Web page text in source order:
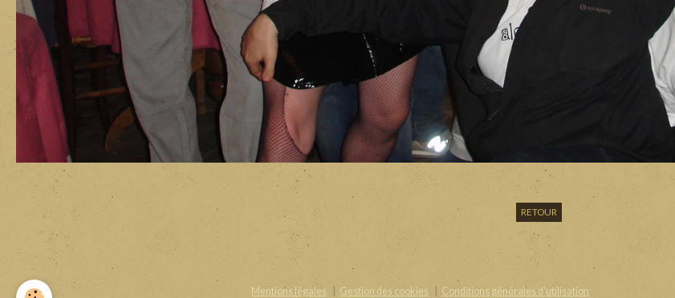
RETOUR
Mentions légales Gestion des cookies Conditions générales d'utilisation